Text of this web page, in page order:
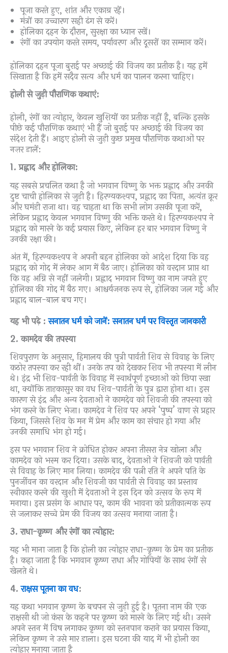
पूजा करते हुए, शांत और एकाग्र रहें।
मंत्रों का उच्चारण सही ढंग से करें।
होलिका दहन के दौरान, सुरक्षा का ध्यान रखें।
रंगों का उपयोग करते समय, पर्यावरण और दूसरों का सम्मान करें।
होलिका दहन पूजा बुराई पर अच्छाई की विजय का प्रतीक है। यह हमें
सिखाता है कि हमें सदैव सत्य और धर्म का पालन करना चाहिए।
होली से जुड़ी पौराणिक कथाएं:
होली, रंगों का त्योहार, केवल खुशियों का प्रतीक नहीं है, बल्कि इसके
पीछे कई पौराणिक कथाएं भी हैं जो बुराई पर अच्छाई की विजय का
संदेश देती हैं। आइए होली से जुड़ी कुछ प्रमुख पौराणिक कथाओं पर
नज़र डालें:
1. प्रह्लाद और होलिका:
यह सबसे प्रचलित कथा है जो भगवान विष्णु के भक्त प्रह्लाद और उनकी
दुष्ट चाची होलिका से जुड़ी है। हिरण्यकश्यप, प्रह्लाद का पिता, अत्यंत क्रूर
और घमंडी राजा था। वह चाहता था कि सभी लोग उसकी पूजा करें,
लेकिन प्रह्लाद केवल भगवान विष्णु की भक्ति करते थे। हिरण्यकश्यप ने
प्रह्लाद को मारने के कई प्रयास किए, लेकिन हर बार भगवान विष्णु ने
उनकी रक्षा की।
अंत में, हिरण्यकश्यप ने अपनी बहन होलिका को आदेश दिया कि वह
प्रह्लाद को गोद में लेकर आग में बैठ जाए। होलिका को वरदान प्राप्त था
कि वह अग्नि से नहीं जलेगी। प्रह्लाद भगवान विष्णु का नाम जपते हुए
होलिका की गोद में बैठ गए। आश्चर्यजनक रूप से, होलिका जल गई और
प्रह्लाद बाल-बाल बच गए।
यह भी पढ़े :सनातन धर्म को जानें: सनातन धर्म पर विस्तृत जानकारी
2.कामदेव की तपस्या
शिवपुराण के अनुसार, हिमालय की पुत्री पार्वती शिव से विवाह के लिए
कठोर तपस्या कर रही थीं। उनके तप को देखकर शिव भी तपस्या में लीन
थे। इंद्र भी शिव-पार्वती के विवाह में स्वार्थपूर्ण इच्छाओं को छिपा रखा
था, क्योंकि ताड़कासुर का वध शिव-पार्वती के पुत्र द्वारा होना था। इस
कारण से इंद्र और अन्य देवताओं ने कामदेव को शिवजी की तपस्या को
भंग करने के लिए भेजा। कामदेव ने शिव पर अपने ‘पुष्प’ वाण से प्रहार
किया, जिससे शिव के मन में प्रेम और काम का संचार हो गया और
उनकी समाधि भंग हो गई।
इस पर भगवान शिव ने क्रोधित होकर अपना तीसरा नेत्र खोला और
कामदेव को भस्म कर दिया। उसके बाद, देवताओं ने शिवजी को पार्वती
से विवाह के लिए मान लिया। कामदेव की पत्नी रति ने अपने पति के
पुनर्जीवन का वरदान और शिवजी का पार्वती से विवाह का प्रस्ताव
स्वीकार करने की खुशी में देवताओं ने इस दिन को उत्सव के रूप में
मनाया। इस प्रसंग के आधार पर, काम की भावना को प्रतीकात्मक रूप
से जलाकर सच्चे प्रेम की विजय का उत्सव मनाया जाता है।
3. राधा-कृष्ण और रंगों का त्योहार:
यह भी माना जाता है कि होली का त्योहार राधा-कृष्ण के प्रेम का प्रतीक
है। कहा जाता है कि भगवान कृष्ण राधा और गोपियों के साथ रंगों से
खेलते थे।
4.राक्षस पूतना का वध:
यह कथा भगवान कृष्ण के बचपन से जुड़ी हुई है। पूतना नाम की एक
राक्षसी थी जो कंस के कहने पर कृष्ण को मारने के लिए गई थी। उसने
अपने स्तन में विष लगाकर कृष्ण को स्तनपान कराने का प्रयास किया,
लेकिन कृष्ण ने उसे मार डाला। इस घटना की याद में भी होली का
त्योहार मनाया जाता है